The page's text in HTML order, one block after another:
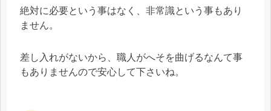
絶対に必要という事はなく、非常識という事もあり
ません。
差し入れがないから、職人がへそを曲げるなんて事
もありませんので安心して下さいね。